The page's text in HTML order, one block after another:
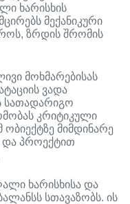
ხარისხის
მექანიკური
ზრდის შრომის
მოხმარებისას
ვადა
სათადარიგო
კრიტიკული
ობიექტზე მიმდინარე
და პროექტით
ხარისხისა და
სთავაზობს. ის